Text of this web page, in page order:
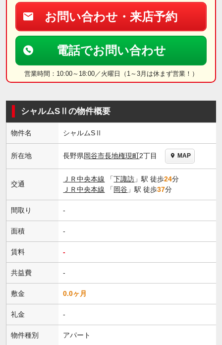
お問い合わせ・来店予約
電話でお問い合わせ
営業時間：10:00～18:00／火曜日（1～3月は休まず営業！）
シャルムSⅡの物件概要
物件名 シャルムSⅡ
所在地 長野県岡谷市長地権現町2丁目 MAP
交通
ＪＲ中央本線 「下諏訪 」駅 徒歩24分
ＪＲ中央本線 「 岡谷 」駅 徒歩37分
間取り -
面積 -
賃料 -
共益費 -
敷金 0.0ヶ月
礼金 -
物件種別 アパート